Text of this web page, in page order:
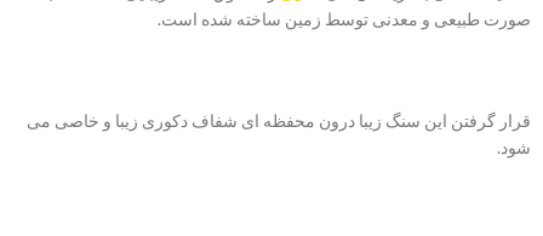
صورت طبیعی و معدنی توسط زمین ساخته شده است.
قرار گرفتن این سنگ زیبا درون محفظه ای شفاف دکوری زیبا و خاصی می
شود.